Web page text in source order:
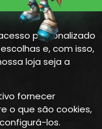
personalizado
e, com isso,
loja seja a
fornecer
o que são cookies,
los.